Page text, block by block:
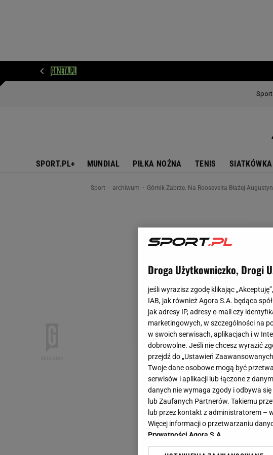
SPORT.PL+ MUNDIAL PIŁKA NOŻNA TENIS SIATKÓWKA
Sport archiwum Górnik Zabrze. Na Roosevelta Błażej
Droga Użytkowniczko, Drogi
jeśli wyrazisz zgodę klikając
IAB, jak również Agora S.A. będąca
jak adresy IP, adresy e-mail czy
marketingowych, w szczególności na
w swoich serwisach, aplikacjach i w
dobrowolne. Jeśli nie chcesz wyrazić
przejdź do „Ustawień
Twoje dane osobowe mogą być
serwisów i aplikacji lub łączone z
danych nie wymaga zgody i odbywa
lub Zaufanych Partnerów. Takiemu
lub przez kontakt z administratorem –
Więcej informacji o przetwarzaniu
Prywatności Agora S.A.